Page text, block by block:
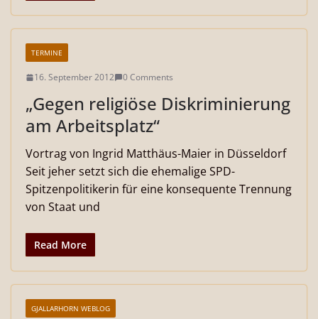
TERMINE
16. September 2012 0 Comments
„Gegen religiöse Diskriminierung
am Arbeitsplatz“
Vortrag von Ingrid Matthäus-Maier in Düsseldorf
Seit jeher setzt sich die ehemalige SPD-
Spitzenpolitikerin für eine konsequente Trennung
von Staat und
Read More
GJALLARHORN WEBLOG